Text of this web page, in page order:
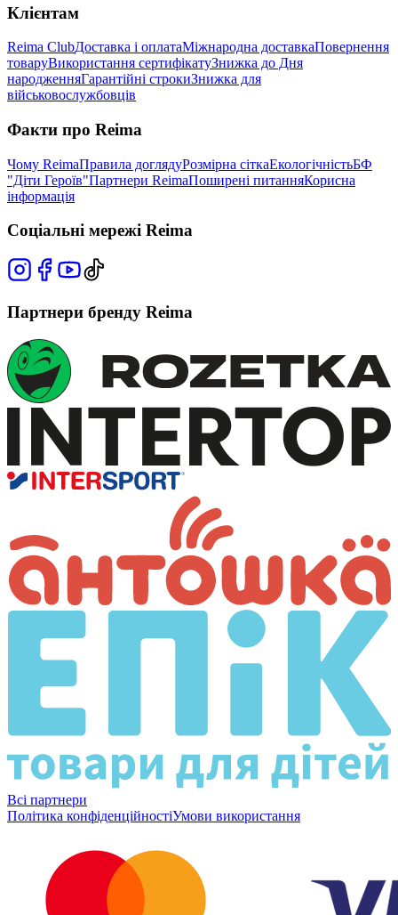
Клієнтам
Reima ClubДоставка і оплатаМіжнародна доставкаПовернення
товаруВикористання сертифікатуЗнижка до Дня
народженняГарантійні строкиЗнижка для
військовослужбовців
Факти про Reima
Чому ReimaПравила доглядуРозмірна сіткаЕкологічністьБФ
"Діти Героїв"Партнери ReimaПоширені питанняКорисна
інформація
Соціальні мережі Reima
Партнери бренду Reima
Всі партнери
Політика конфіденційностіУмови використання